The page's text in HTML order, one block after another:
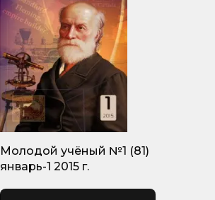
Молодой учёный №1 (81)
январь-1 2015 г.